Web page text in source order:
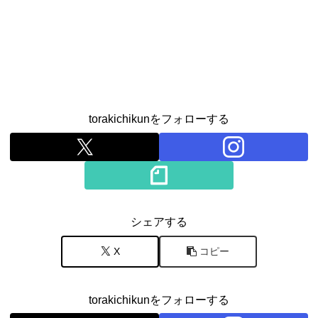
torakichikunをフォローする
シェアする
X コピー
torakichikunをフォローする